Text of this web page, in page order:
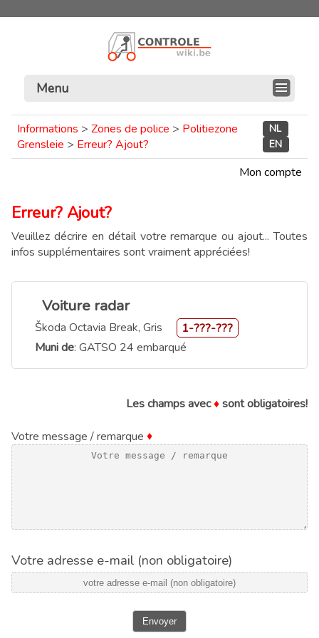
Menu
Informations > Zones de police > Politiezone
Grensleie > Erreur? Ajout?
NL
EN
Mon compte
Erreur? Ajout?
Veuillez décrire en détail votre remarque ou ajout... Toutes
infos supplémentaires sont vraiment appréciées!
Voiture radar
Škoda Octavia Break, Gris
1-???-???
Muni de: GATSO 24 embarqué
Les champs avec♦sont obligatoires!
Votre message / remarque ♦
Votre adresse e-mail (non obligatoire)
Envoyer